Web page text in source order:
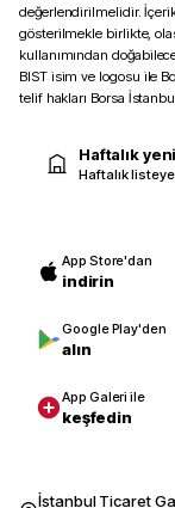
değerlendirilmelidir.
gösterilmekle birlikte,
kullanımından
BIST isim ve logosu ile
telif hakları Borsa
Haftalık
Haftalık
App Store'dan
indirin
Google Play'den
alın
App Galeri ile
keşfedin
İstanbul Ticaret